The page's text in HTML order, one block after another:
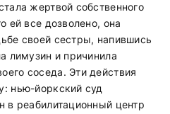
жертвой собственного
ей все дозволено, она
своей сестры, напившись
лимузин и причинила
соседа. Эти действия
нью-йоркский суд
в реабилитационный центр